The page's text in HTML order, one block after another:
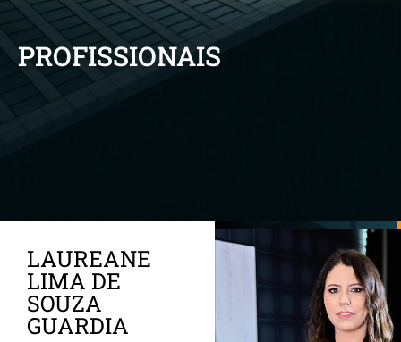
PROFISSIONAIS
LAUREANE
LIMA DE
SOUZA
GUARDIA